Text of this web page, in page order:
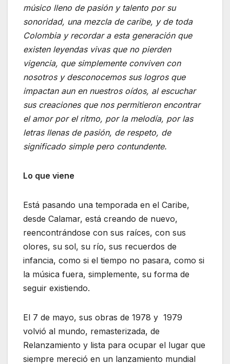
músico lleno de pasión y talento por su
sonoridad, una mezcla de caribe, y de toda
Colombia y recordar a esta generación que
existen leyendas vivas que no pierden
vigencia, que simplemente conviven con
nosotros y desconocemos sus logros que
impactan aun en nuestros oídos, al escuchar
sus creaciones que nos permitieron encontrar
el amor por el ritmo, por la melodía, por las
letras llenas de pasión, de respeto, de
significado simple pero contundente.
Lo que viene
Está pasando una temporada en el Caribe,
desde Calamar, está creando de nuevo,
reencontrándose con sus raíces, con sus
olores, su sol, su río, sus recuerdos de
infancia, como si el tiempo no pasara, como si
la música fuera, simplemente, su forma de
seguir existiendo.
El 7 de mayo, sus obras de 1978 y 1979
volvió al mundo, remasterizada, de
Relanzamiento y lista para ocupar el lugar que
siempre mereció en un lanzamiento mundial